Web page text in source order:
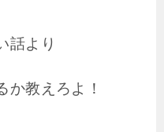
話より
か教えろよ！